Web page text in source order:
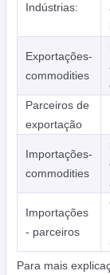
Indústrias:
Exportações-
commodities
Parceiros de
exportação
Importações-
commodities
Importações
- parceiros
Para mais